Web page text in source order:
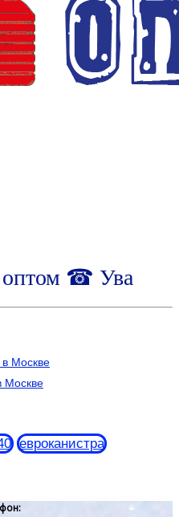
оптом ☎ Ува
Москве
евроканистра